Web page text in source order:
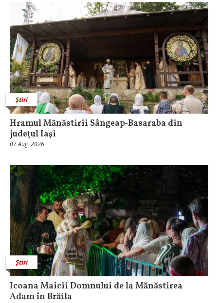
Știri
Hramul Mănăstirii Sângeap‑Basaraba din
judeţul Iaşi
07 Aug, 2026
Știri
Icoana Maicii Domnului de la Mănăstirea
Adam în Brăila